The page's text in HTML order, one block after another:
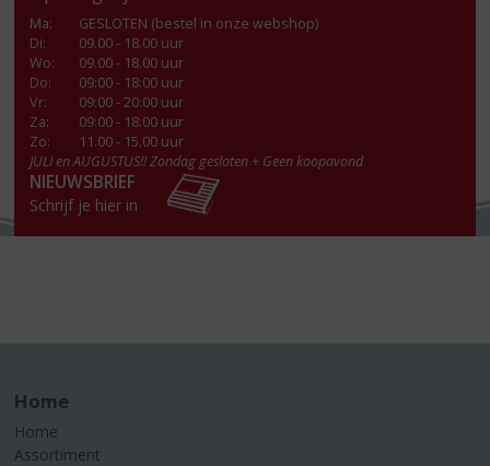
Ma:
GESLOTEN (bestel in onze webshop)
Di:
09.00 - 18.00 uur
Wo:
09.00 - 18.00 uur
Do:
09:00 - 18:00 uur
Vr:
09:00 - 20:00 uur
Za:
09:00 - 18:00 uur
Zo:
11.00 - 15.00 uur
JULI en AUGUSTUS!! Zondag gesloten + Geen koopavond
NIEUWSBRIEF
Schrijf je hier in
Home
Home
Assortiment